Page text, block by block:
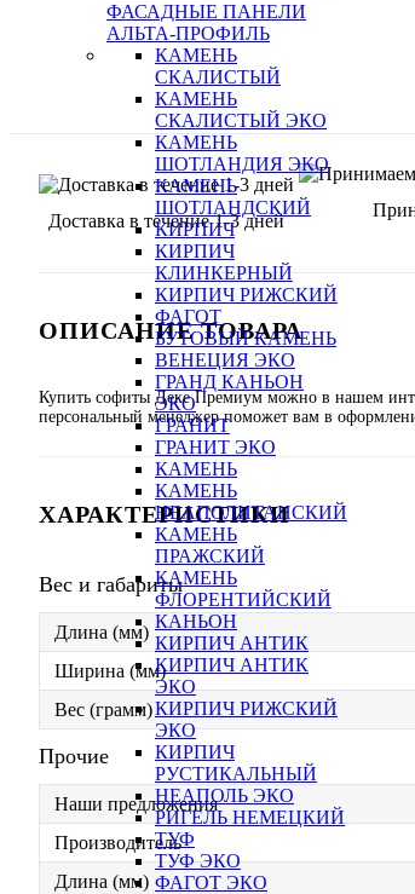
ФАСАДНЫЕ ПАНЕЛИ
АЛЬТА-ПРОФИЛЬ
КАМЕНЬ
СКАЛИСТЫЙ
КАМЕНЬ
СКАЛИСТЫЙ ЭКО
КАМЕНЬ
ШОТЛАНДИЯ ЭКО
КАМЕНЬ
ШОТЛАНДСКИЙ
КИРПИЧ
КИРПИЧ
КЛИНКЕРНЫЙ
КИРПИЧ РИЖСКИЙ
ФАГОТ
БУТОВЫЙ КАМЕНЬ
ВЕНЕЦИЯ ЭКО
ГРАНД КАНЬОН
ЭКО
ГРАНИТ
ГРАНИТ ЭКО
КАМЕНЬ
КАМЕНЬ
НЕАПОЛИТАНСКИЙ
КАМЕНЬ
ПРАЖСКИЙ
КАМЕНЬ
ФЛОРЕНТИЙСКИЙ
КАНЬОН
КИРПИЧ АНТИК
КИРПИЧ АНТИК
ЭКО
КИРПИЧ РИЖСКИЙ
ЭКО
КИРПИЧ
РУСТИКАЛЬНЫЙ
НЕАПОЛЬ ЭКО
РИГЕЛЬ НЕМЕЦКИЙ
ТУФ
ТУФ ЭКО
ФАГОТ ЭКО
Доставка в течение 1-3 дней
ОПИСАНИЕ ТОВАРА
Купить софиты Деке Премиум можно в нашем
персональный менеджер поможет вам в
ХАРАКТЕРИСТИКИ
Вес и габариты
Длина (мм)
Ширина (мм)
Вес (грамм)
Прочие
Наши предложения
Производитель
Длина (мм)